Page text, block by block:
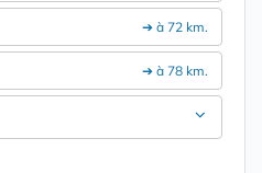
➔ à 72 km.
➔ à 78 km.